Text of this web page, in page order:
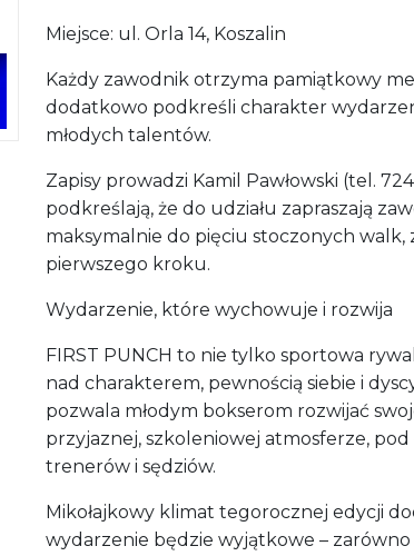
Miejsce: ul. Orla 14, Koszalin
Każdy zawodnik otrzyma pamiątkowy
dodatkowo podkreśli charakter
młodych talentów.
Zapisy prowadzi Kamil Pawłowski (tel.
podkreślają, że do udziału zapraszają
maksymalnie do pięciu stoczonych
pierwszego kroku.
Wydarzenie, które wychowuje i rozwija
FIRST PUNCH to nie tylko sportowa
nad charakterem, pewnością siebie i
pozwala młodym bokserom rozwijać
przyjaznej, szkoleniowej atmosferze,
trenerów i sędziów.
Mikołajkowy klimat tegorocznej edycji
wydarzenie będzie wyjątkowe – zarówno